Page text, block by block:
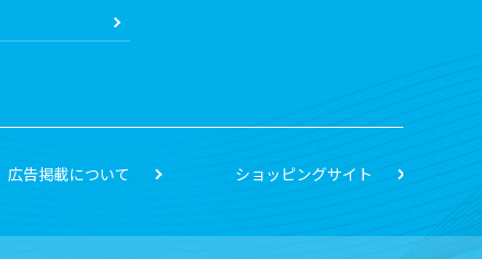
広告掲載について ショッピングサイト